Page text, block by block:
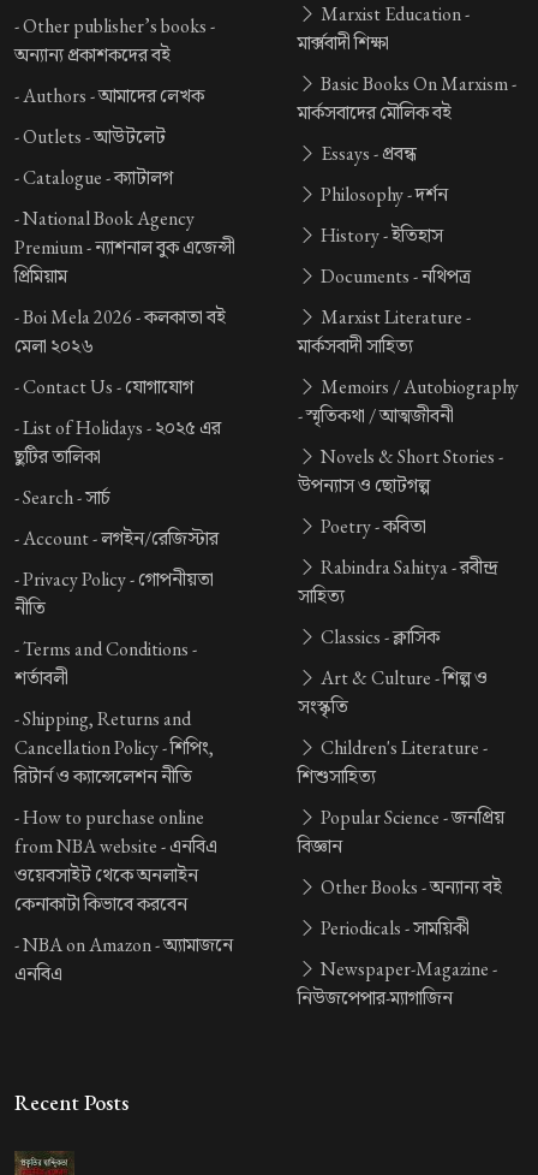
-Other publisher’s books -
অন্যান্য প্রকাশকদের বই
-Authors -আমাদের লেখক
-Outlets -আউটলেট
-Catalogue -ক্যাটালগ
-National Book Agency
Premium -ন্যাশনাল বুক এজেন্সী
প্রিমিয়াম
-Boi Mela 2026 -কলকাতা বই
মেলা ২০২৬
-Contact Us -যোগাযোগ
-List of Holidays -২০২৫ এর
ছুটির তালিকা
-Search -সার্চ
-Account -লগইন/রেজিস্টার
-Privacy Policy -গোপনীয়তা
নীতি
-Terms and Conditions -
শর্তাবলী
-Shipping, Returns and
Cancellation Policy -শিপিং,
রিটার্ন ও ক্যান্সেলেশন নীতি
-How to purchase online
from NBA website -এনবিএ
ওয়েবসাইট থেকে অনলাইন
কেনাকাটা কিভাবে করবেন
-NBA on Amazon -অ্যামাজনে
এনবিএ
Marxist Education -
মার্ক্সবাদী শিক্ষা
Basic Books On Marxism -
মার্কসবাদের মৌলিক বই
Essays -প্রবন্ধ
Philosophy -দর্শন
History -ইতিহাস
Documents -নথিপত্র
Marxist Literature -
মার্কসবাদী সাহিত্য
Memoirs / Autobiography
-স্মৃতিকথা / আত্মজীবনী
Novels & Short Stories -
উপন্যাস ও ছোটগল্প
Poetry -কবিতা
Rabindra Sahitya -রবীন্দ্র
সাহিত্য
Classics -ক্লাসিক
Art & Culture -শিল্প ও
সংস্কৃতি
Children's Literature -
শিশুসাহিত্য
Popular Science -জনপ্রিয়
বিজ্ঞান
Other Books -অন্যান্য বই
Periodicals -সাময়িকী
Newspaper-Magazine -
নিউজপেপার-ম্যাগাজিন
Recent Posts